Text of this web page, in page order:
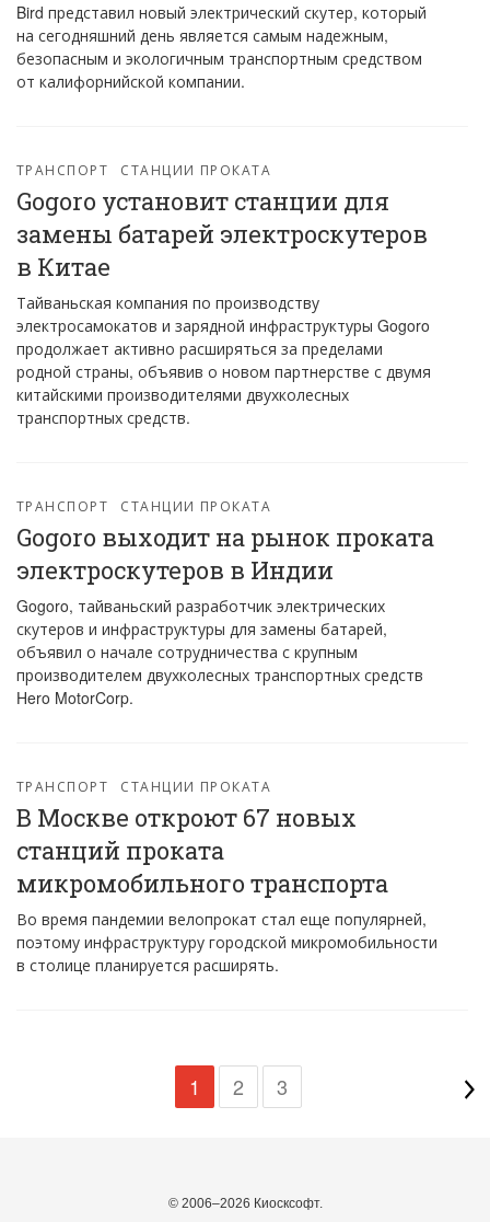
Bird представил новый электрический скутер, который
на сегодняшний день является самым надежным,
безопасным и экологичным транспортным средством
от калифорнийской компании.
ТРАНСПОРТ СТАНЦИИ ПРОКАТА
Gogoro установит станции для
замены батарей электроскутеров
в Китае
Тайваньская компания по производству
электросамокатов и зарядной инфраструктуры Gogoro
продолжает активно расширяться за пределами
родной страны, объявив о новом партнерстве с двумя
китайскими производителями двухколесных
транспортных средств.
ТРАНСПОРТ СТАНЦИИ ПРОКАТА
Gogoro выходит на рынок проката
электроскутеров в Индии
Gogoro, тайваньский разработчик электрических
скутеров и инфраструктуры для замены батарей,
объявил о начале сотрудничества с крупным
производителем двухколесных транспортных средств
Hero MotorCorp.
ТРАНСПОРТ СТАНЦИИ ПРОКАТА
В Москве откроют 67 новых
станций проката
микромобильного транспорта
Во время пандемии велопрокат стал еще популярней,
поэтому инфраструктуру городской микромобильности
в столице планируется расширять.
1 2 3
© 2006–2026 Киосксофт.